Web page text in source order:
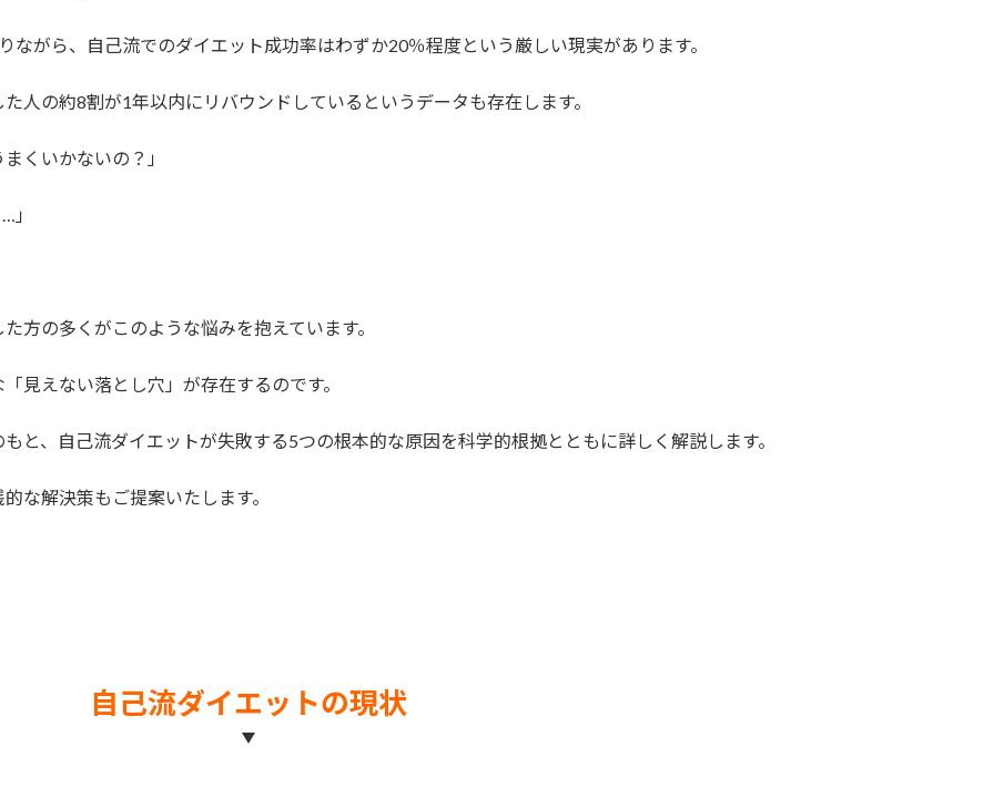
がら、自己流でのダイエット成功率はわずか20％程度という厳しい現実があります。
人の約8割が1年以内にリバウンドしているというデータも存在します。
くいかないの？」
」
方の多くがこのような悩みを抱えています。
見えない落とし穴」が存在するのです。
と、自己流ダイエットが失敗する5つの根本的な原因を科学的根拠とともに詳しく解説します。
な解決策もご提案いたします。
自己流ダイエットの現状